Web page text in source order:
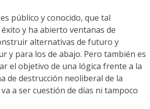
público y conocido, que tal
y ha abierto ventanas de
alternativas de futuro y
y para los de abajo. Pero también es
el objetivo de una lógica frente a la
de destrucción neoliberal de la
a ser cuestión de días ni tampoco